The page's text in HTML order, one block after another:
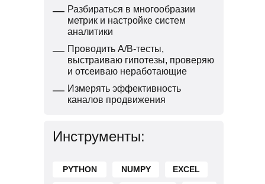
—
—
Разбираться в многообразии
метрик и настройке систем
аналитики
—
Проводить A/B-тесты,
выстраиваю гипотезы, проверяю
и отсеиваю неработающие
Измерять эффективность
каналов продвижения
Инструменты:
PYTHON EXCEL
NUMPY